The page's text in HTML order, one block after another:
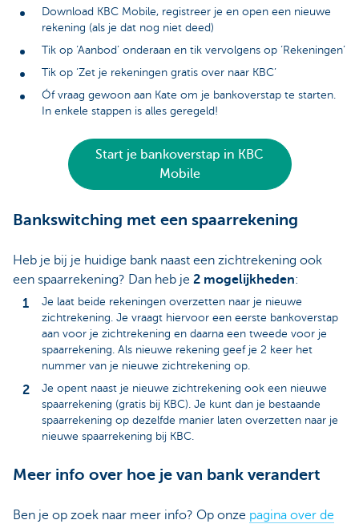
Download KBC Mobile, registreer je en open een nieuwe
rekening (als je dat nog niet deed)
Tik op ‘Aanbod’ onderaan en tik vervolgens op ‘Rekeningen’
Tik op ‘Zet je rekeningen gratis over naar KBC’
Óf vraag gewoon aan Kate om je bankoverstap te starten.
In enkele stappen is alles geregeld!
Start je bankoverstap in KBC
Mobile
Bankswitching met een spaarrekening
Heb je bij je huidige bank naast een zichtrekening ook
een spaarrekening? Dan heb je 2 mogelijkheden:
Je laat beide rekeningen overzetten naar je nieuwe
zichtrekening. Je vraagt hiervoor een eerste bankoverstap
aan voor je zichtrekening en daarna een tweede voor je
spaarrekening. Als nieuwe rekening geef je 2 keer het
nummer van je nieuwe zichtrekening op.
Je opent naast je nieuwe zichtrekening ook een nieuwe
spaarrekening (gratis bij KBC). Je kunt dan je bestaande
spaarrekening op dezelfde manier laten overzetten naar je
nieuwe spaarrekening bij KBC.
Meer info over hoe je van bank verandert
Ben je op zoek naar meer info? Op onze pagina over de